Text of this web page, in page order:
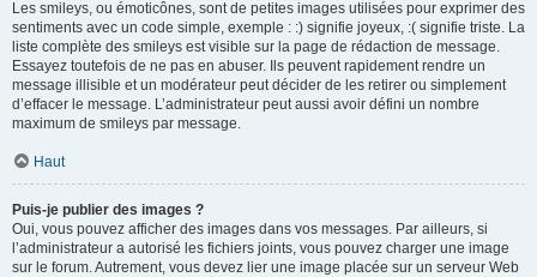
Les smileys, ou émoticônes, sont de petites images utilisées pour exprimer des
sentiments avec un code simple, exemple : :) signifie joyeux, :( signifie triste. La
liste complète des smileys est visible sur la page de rédaction de message.
Essayez toutefois de ne pas en abuser. Ils peuvent rapidement rendre un
message illisible et un modérateur peut décider de les retirer ou simplement
d’effacer le message. L’administrateur peut aussi avoir défini un nombre
maximum de smileys par message.
Haut
Puis-je publier des images ?
Oui, vous pouvez afficher des images dans vos messages. Par ailleurs, si
l’administrateur a autorisé les fichiers joints, vous pouvez charger une image
sur le forum. Autrement, vous devez lier une image placée sur un serveur Web